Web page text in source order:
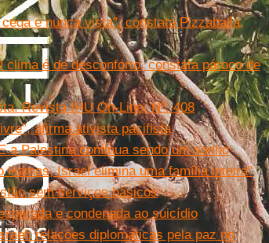
e nunca vista”, constata Pizzaballa,
clima é de desconforto, constata pároco de
Revista IHU On-Line, Nº. 408
afirma ativista pacifista
a Palestina continua sendo um sonho
Hamas, Israel elimina uma família inteira"
sem serviços básicos
e condenada ao suicídio
relações diplomáticas pela paz no